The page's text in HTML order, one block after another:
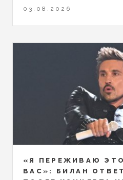
03.08.2026
«Я ПЕРЕЖИВАЮ
ВАС»: БИЛАН